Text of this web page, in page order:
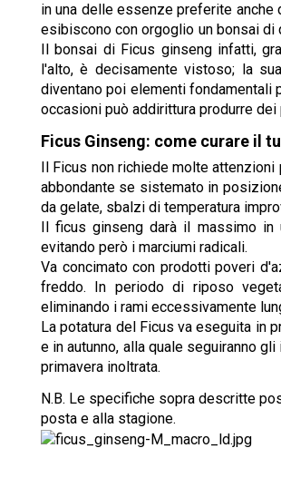
in una delle essenze preferite
esibiscono con orgoglio un bonsai
Il bonsai di Ficus ginseng infatti,
l'alto, è decisamente vistoso; la
diventano poi elementi fondamentali
occasioni può addirittura produrre
Ficus Ginseng: come curare il
Il Ficus non richiede molte
abbondante se sistemato in
da gelate, sbalzi di temperatura
Il ficus ginseng darà il massimo in
evitando però i marciumi radicali.
Va concimato con prodotti poveri
freddo. In periodo di riposo
eliminando i rami eccessivamente
La potatura del Ficus va eseguita in
e in autunno, alla quale seguiranno
primavera inoltrata.
N.B. Le specifiche sopra descritte
posta e alla stagione.